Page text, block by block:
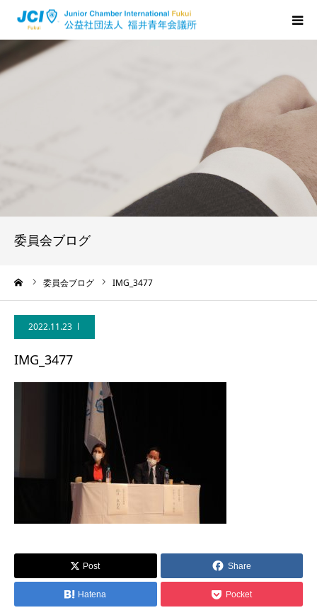
委員会ブログ
委員会ブログ IMG_3477
2022.11.23
IMG_3477
Post Share
Hatena Pocket